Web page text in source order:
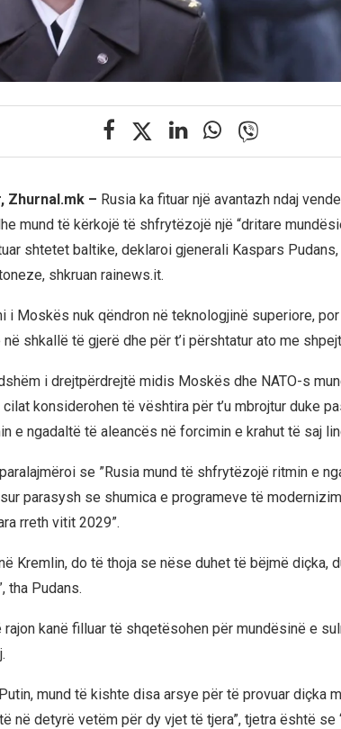
Zhurnal.mk – Rusia ka fituar një avantazh ndaj
mund të kërkojë të shfrytëzojë një “dritare
shtetet baltike, deklaroi gjenerali Kaspars
shkruan rainews.it.
i Moskës nuk qëndron në teknologjinë superiore,
shkallë të gjerë dhe për t’i përshtatur ato me
i drejtpërdrejtë midis Moskës dhe NATO-s
konsiderohen të vështira për t’u mbrojtur duke
e ngadaltë të aleancës në forcimin e krahut të saj
se ”Rusia mund të shfrytëzojë ritmin e
parasysh se shumica e programeve të
rreth vitit 2029”.
Kremlin, do të thoja se nëse duhet të bëjmë diçka,
tha Pudans.
rajon kanë filluar të shqetësohen për mundësinë e
mund të kishte disa arsye për të provuar diçka
në detyrë vetëm për dy vjet të tjera”, tjetra është se